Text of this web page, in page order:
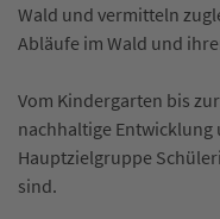
Wald und vermitteln
Abläufe im Wald und
Vom Kindergarten bis
nachhaltige
Hauptzielgruppe
sind.